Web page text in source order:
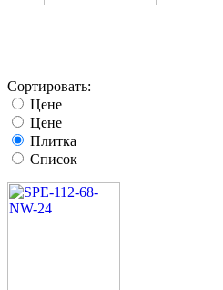
Сортировать:
Цене
Цене
Плитка
Список